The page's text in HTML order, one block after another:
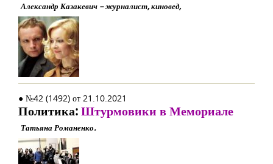
Александр Казакевич – журналист, киновед,
● №42 (1492) от 21.10.2021
Политика:Штурмовики в Мемориале
Татьяна Романенко.